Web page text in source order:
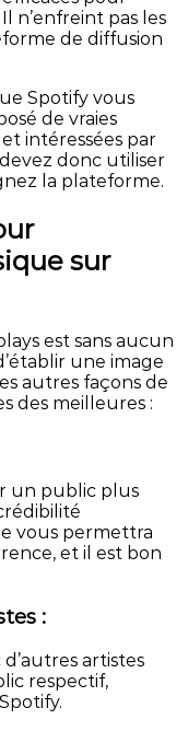
n’enfreint pas les
de diffusion
Spotify vous
de vraies
intéressées par
donc utiliser
la plateforme.
sur
est sans aucun
une image
autres façons de
des meilleures :
un public plus
vous permettra
et il est bon
:
artistes
respectif,